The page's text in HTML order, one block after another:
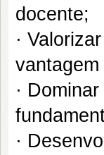
docente;
·
·
·